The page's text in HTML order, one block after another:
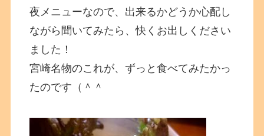
夜メニューなので、出来るかどうか心配し
ながら聞いてみたら、快くお出しください
ました！
宮崎名物のこれが、ずっと食べてみたかっ
たのです（＾＾